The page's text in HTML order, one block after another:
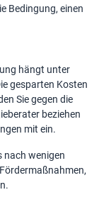
Bedingung, einen
hängt unter
gesparten Kosten
Sie gegen die
beziehen
mit ein.
nach wenigen